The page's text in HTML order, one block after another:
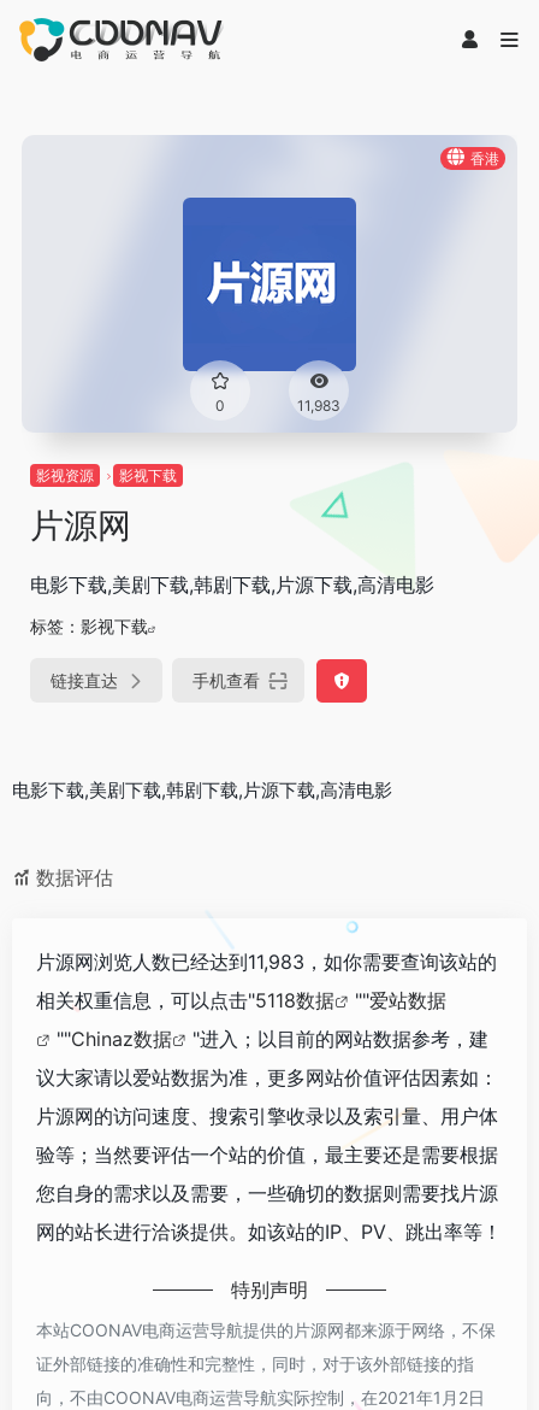
香港
0 11,983
影视资源 影视下载
片源网
电影下载,美剧下载,韩剧下载,片源下载,高清电影
标签： 影视下载
链接直达 手机查看
电影下载,美剧下载,韩剧下载,片源下载,高清电影
数据评估
片源网浏览人数已经达到11,983，如你需要查询该站的
相关权重信息，可以点击"5118数据 ""爱站数据
""Chinaz数据
"进入；以目前的网站数据参考，建
议大家请以爱站数据为准，更多网站价值评估因素如：
片源网的访问速度、搜索引擎收录以及索引量、用户体
验等；当然要评估一个站的价值，最主要还是需要根据
您自身的需求以及需要，一些确切的数据则需要找片源
网的站长进行洽谈提供。如该站的IP、PV、跳出率等！
特别声明
本站COONAV电商运营导航提供的片源网都来源于网络，不保
证外部链接的准确性和完整性，同时，对于该外部链接的指
向，不由COONAV电商运营导航实际控制，在2021年1月2日